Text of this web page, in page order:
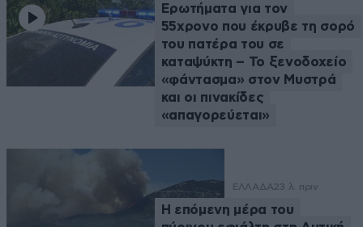
Ερωτήματα για τον
55χρονο που έκρυβε τη σορό
του πατέρα του σε
καταψύκτη – Το ξενοδοχείο
«φάντασμα» στον Μυστρά
και οι πινακίδες
«απαγορεύεται»
ΕΛΛΑΔΑ23 λ. πριν
Η επόμενη μέρα του